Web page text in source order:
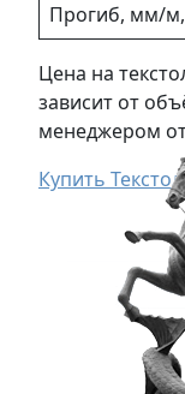
Прогиб, мм/
Цена на
зависит от
менеджером
Купить